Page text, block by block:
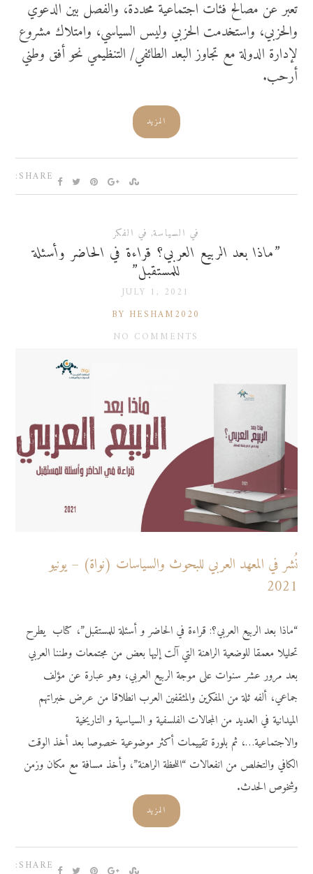
تعبر عن مصالح فئات اجتماعية محددة، والفصل بين الدعوي
والحزبي، واستخدمت الحزبي وليس السياسي، وامتلاك مشروع
لإدارة الدولة مع تجاوز البعد الطائفي/ التنظيمي نحو أفق وطني
أرحب.
المزيد
SHARE:
في السياسة, في الفكر
”ماذا بعد الربيع العربي؟ قراءة في الحاضر وأسئلة
للمستقبل”
JULY 1, 2021
BY HESHAM2020
NO COMMENTS
نُشر في المعهد العربي للبحوث والسياسات (نواة) – يونيو
2021
“ماذا بعد الربيع العربي؟: قراءة في الحاضر و أسئلة للمستقبل”، كتاب يطرح
تحليلا معمقا للوضعية الراهنة التي آلت إليها بعض من مجتمعات وطننا العربي
بعد مرور عشر سنوات على موجة الربيع العربي، وهو عبارة عن مؤلف
جماعي، ألفه ثلة من المفكرين والمثقفين العرب انطلاقا من عرض خبراتهم
الميدانية في العديد من المجالات الفلسفية و السياسية و التاريخية
والاجتماعية…، ثم بلورة تقييمات أكثر موضوعية خصوصا بعد أخذ الوقت
الكافي والتخلص من انفعالات “اللحظة الراهنة”، وأخذ مسافة مع مكان وزمن
وشخوص الحدث.
المزيد
SHARE: